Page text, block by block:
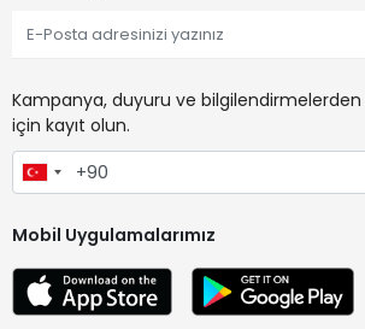
Kampanya, duyuru ve
için kayıt olun.
Mobil Uygulamalarımız